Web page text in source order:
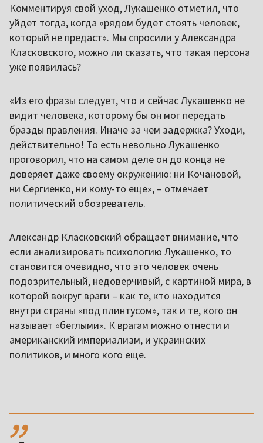
Комментируя свой уход, Лукашенко отметил, что
уйдет тогда, когда «рядом будет стоять человек,
который не предаст». Мы спросили у Александра
Класковского, можно ли сказать, что такая персона
уже появилась?
«Из его фразы следует, что и сейчас Лукашенко не
видит человека, которому бы он мог передать
бразды правления. Иначе за чем задержка? Уходи,
действительно! То есть невольно Лукашенко
проговорил, что на самом деле он до конца не
доверяет даже своему окружению: ни Кочановой,
ни Сергиенко, ни кому-то еще», – отмечает
политический обозреватель.
Александр Класковский обращает внимание, что
если анализировать психологию Лукашенко, то
становится очевидно, что это человек очень
подозрительный, недоверчивый, с картиной мира, в
которой вокруг враги – как те, кто находится
внутри страны «под плинтусом», так и те, кого он
называет «беглыми». К врагам можно отнести и
американский империализм, и украинских
политиков, и много кого еще.
,,